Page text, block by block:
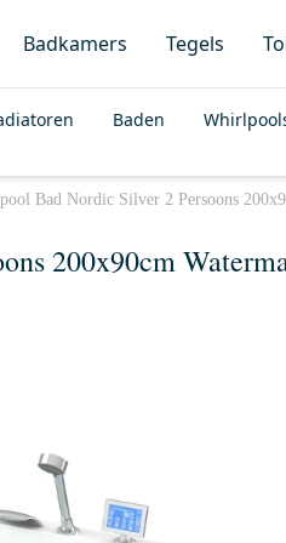
Badkamers Tegels
Baden
Bad Nordic Silver 2 Persoons
200x90cm